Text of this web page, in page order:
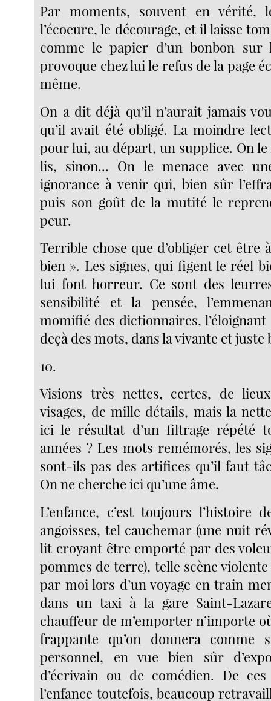
Par moments, souvent en vérité,
l’écoeure, le décourage, et il laisse
comme le papier d’un bonbon sur
provoque chez lui le refus de la page
même.
On a dit déjà qu’il n’aurait jamais
qu’il avait été obligé. La moindre
pour lui, au départ, un supplice. On
lis, sinon... On le menace avec
ignorance à venir qui, bien sûr
puis son goût de la mutité le
peur.
Terrible chose que d’obliger cet être
bien ». Les signes, qui figent le réel
lui font horreur. Ce sont des
sensibilité et la pensée,
momifié des dictionnaires,
deçà des mots, dans la vivante et juste
10.
Visions très nettes, certes, de
visages, de mille détails, mais la
ici le résultat d’un filtrage répété
années ? Les mots remémorés, les
sont-ils pas des artifices qu’il faut
On ne cherche ici qu’une âme.
L’enfance, c’est toujours l’histoire
angoisses, tel cauchemar (une nuit
lit croyant être emporté par des
pommes de terre), telle scène violente
par moi lors d’un voyage en train
dans un taxi à la gare Saint-
chauffeur de m’emporter n’importe
frappante qu’on donnera comme
personnel, en vue bien sûr
d’écrivain ou de comédien. De
l’enfance toutefois, beaucoup